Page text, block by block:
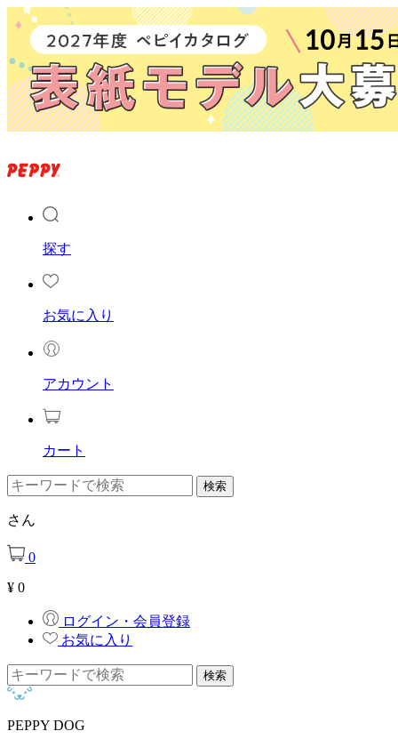
探す
お気に入り
アカウント
カート
さん
0
¥ 0
ログイン・会員登録
お気に入り
PEPPY DOG